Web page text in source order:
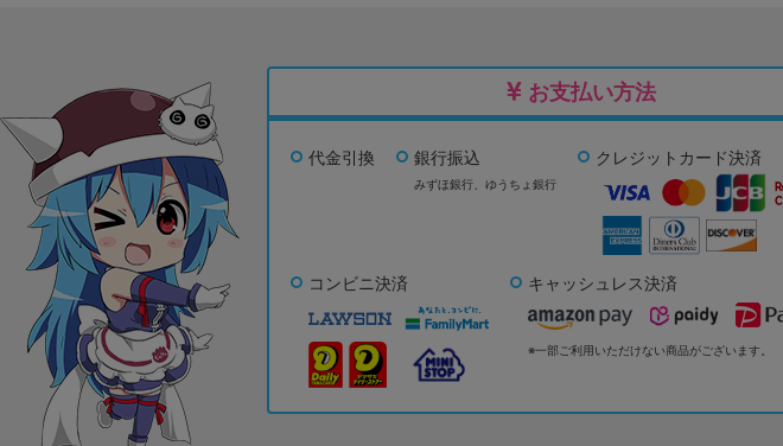
お支払い方法
代金引換 銀行振込
みずほ銀行、 ゆうちょ銀行
クレジットカード決済
コンビニ決済 キャッシュレス決済
※一部ご利用いただけない商品がございます。